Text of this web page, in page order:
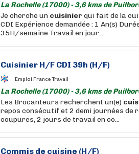
La Rochelle (17000) - 3,6 kms de
Je cherche un cuisinier qui fait de la
CDI Expérience demandée : 1 An(s)
35H/semaine Travail en jour...
Cuisinier H/F CDI 39h (H/F)
Emploi France Travail
La Rochelle (17000) - 3,6 kms de
Les Brocanteurs recherchent un(e)
repos consécutif et 2 demi journées de
coupures, 2 jours de travail en co...
Commis de cuisine (H/F)